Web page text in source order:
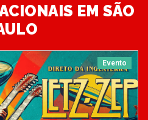
EM SÃO
Evento